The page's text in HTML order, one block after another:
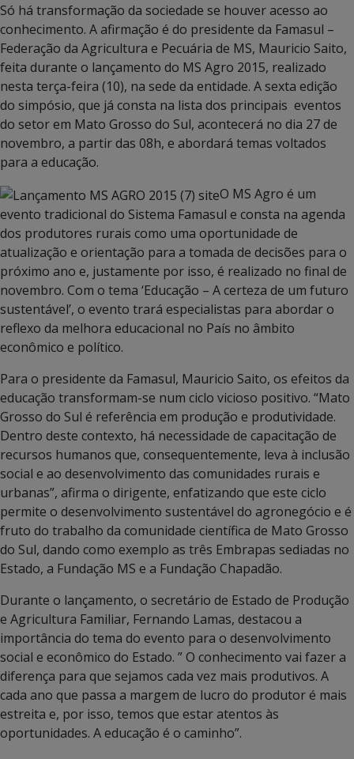
Só há transformação da sociedade se houver acesso ao
conhecimento. A afirmação é do presidente da Famasul –
Federação da Agricultura e Pecuária de MS, Mauricio Saito,
feita durante o lançamento do MS Agro 2015, realizado
nesta terça-feira (10), na sede da entidade. A sexta edição
do simpósio, que já consta na lista dos principais eventos
do setor em Mato Grosso do Sul, acontecerá no dia 27 de
novembro, a partir das 08h, e abordará temas voltados
para a educação.
O MS Agro é um
evento tradicional do Sistema Famasul e consta na agenda
dos produtores rurais como uma oportunidade de
atualização e orientação para a tomada de decisões para o
próximo ano e, justamente por isso, é realizado no final de
novembro. Com o tema ‘Educação – A certeza de um futuro
sustentável’, o evento trará especialistas para abordar o
reflexo da melhora educacional no País no âmbito
econômico e político.
Para o presidente da Famasul, Mauricio Saito, os efeitos da
educação transformam-se num ciclo vicioso positivo. “Mato
Grosso do Sul é referência em produção e produtividade.
Dentro deste contexto, há necessidade de capacitação de
recursos humanos que, consequentemente, leva à inclusão
social e ao desenvolvimento das comunidades rurais e
urbanas”, afirma o dirigente, enfatizando que este ciclo
permite o desenvolvimento sustentável do agronegócio e é
fruto do trabalho da comunidade científica de Mato Grosso
do Sul, dando como exemplo as três Embrapas sediadas no
Estado, a Fundação MS e a Fundação Chapadão.
Durante o lançamento, o secretário de Estado de Produção
e Agricultura Familiar, Fernando Lamas, destacou a
importância do tema do evento para o desenvolvimento
social e econômico do Estado. ” O conhecimento vai fazer a
diferença para que sejamos cada vez mais produtivos. A
cada ano que passa a margem de lucro do produtor é mais
estreita e, por isso, temos que estar atentos às
oportunidades. A educação é o caminho”.